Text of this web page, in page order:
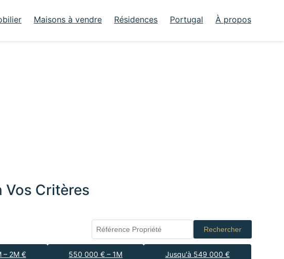
Maisons à vendre Résidences Portugal À propos
Vos Critères
Rechercher
– 2M € 550 000 € – 1M Jusqu'à 549 000 €